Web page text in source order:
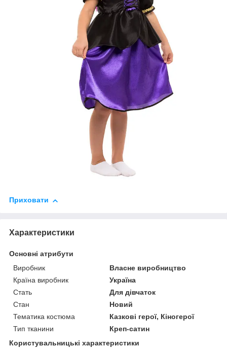
Приховати
Характеристики
Основні атрибути
Виробник
Власне виробництво
Країна виробник
Україна
Стать
Для дівчаток
Стан
Новий
Тематика костюма
Казкові герої, Кіногерої
Тип тканини
Креп-сатин
Користувальницькі характеристики